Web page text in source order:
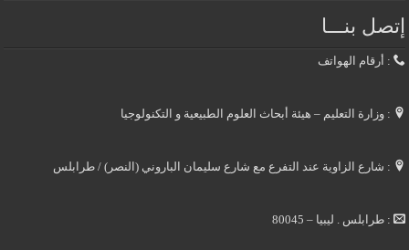
إتصل بنـــا
: أرقام الهواتف
: وزارة التعليم – هيئة أبحاث العلوم الطبيعية و التكنولوجيا
: شارع الزاوية عند التفرع مع شارع سليمان الباروني (النصر) / طرابلس
: طرابلس . ليبيا – 80045